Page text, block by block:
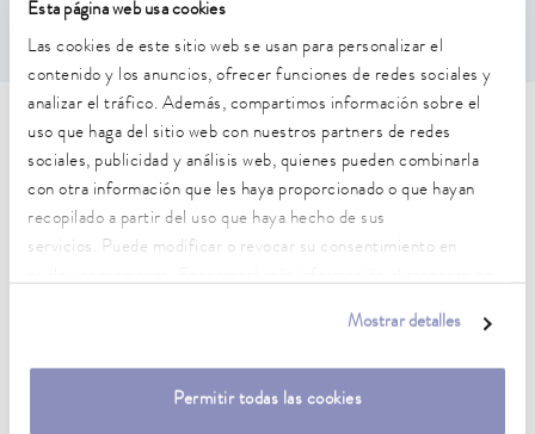
Esta página web usa cookies
Las cookies de este sitio web se usan para personalizar el
contenido y los anuncios, ofrecer funciones de redes sociales y
analizar el tráfico. Además, compartimos información sobre el
uso que haga del sitio web con nuestros partners de redes
sociales, publicidad y análisis web, quienes pueden combinarla
con otra información que les haya proporcionado o que hayan
recopilado a partir del uso que haya hecho de sus
servicios. Puede modificar o revocar su consentimiento en
Mostrar detalles
Permitir todas las cookies
Características técnicas (según
DIN 12876)
Rango de temperatura de trabajo
70 ... 300 °C